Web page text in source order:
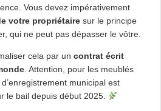
Vous devez impérativement
votre propriétaire sur le principe
qui ne peut pas dépasser le vôtre.
cela par un contrat écrit
. Attention, pour les meublés
municipal est
le bail depuis début 2025.